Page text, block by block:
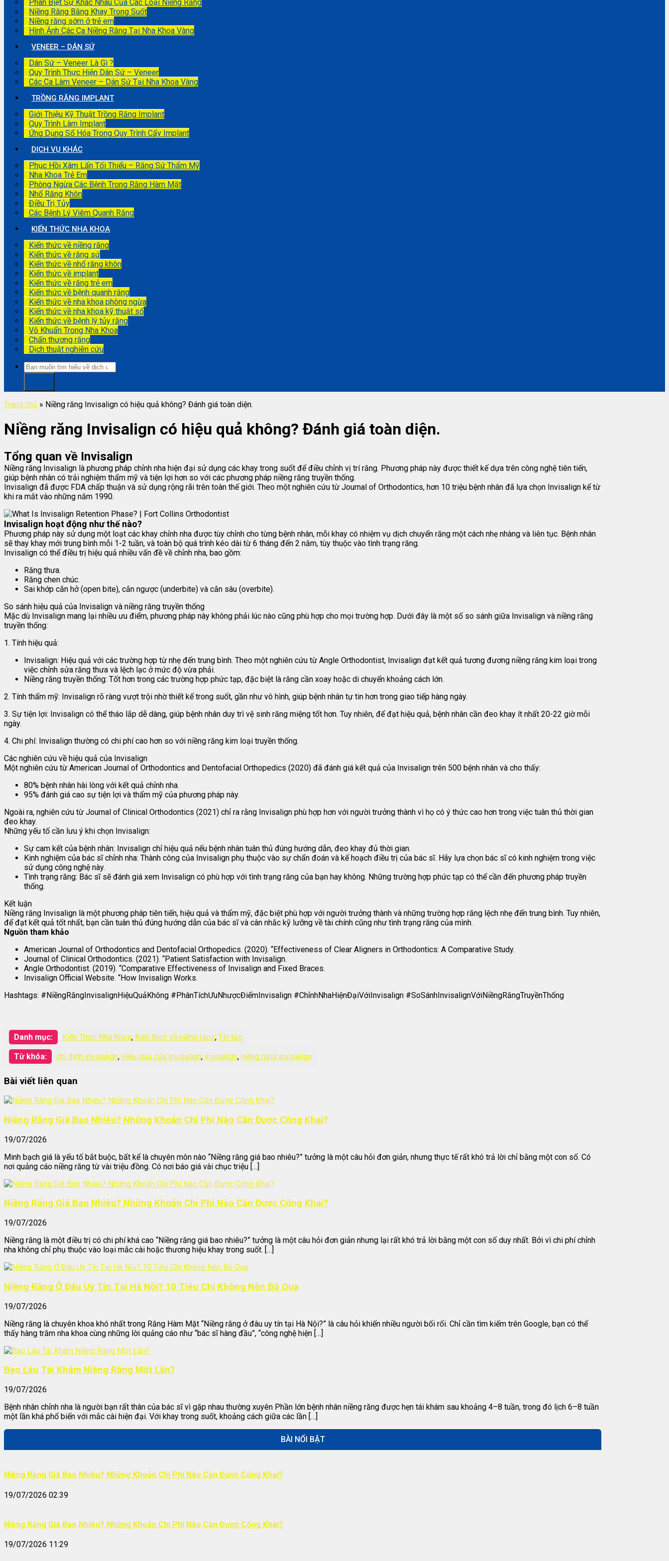
Phân Biệt Sự Khác Nhau Của Các Loại Niềng Răng
Niềng Răng Bằng Khay Trong Suốt
Niềng răng sớm ở trẻ em
Hình Ảnh Các Ca Niềng Răng Tại Nha Khoa Vàng
VENEER – DÁN SỨ
Dán Sứ – Veneer Là Gì ?
Quy Trình Thực Hiện Dán Sứ – Veneer
Các Ca Làm Veneer – Dán Sứ Tại Nha Khoa Vàng
TRỒNG RĂNG IMPLANT
Giới Thiệu Kỹ Thuật Trồng Răng Implant
Quy Trình Làm Implant
Ứng Dụng Số Hóa Trong Quy Trình Cấy Implant
DỊCH VỤ KHÁC
Phục Hồi Xâm Lấn Tối Thiểu – Răng Sứ Thẩm Mỹ
Nha Khoa Trẻ Em
Phòng Ngừa Các Bệnh Trong Răng Hàm Mặt
Nhổ Răng Khôn
Điều Trị Tủy
Các Bệnh Lý Viêm Quanh Răng
KIẾN THỨC NHA KHOA
Kiến thức về niềng răng
Kiến thức về răng sứ
Kiến thức về nhổ răng khôn
Kiến thức về implant
Kiến thức về răng trẻ em
Kiến thức về bệnh quanh răng
Kiến thức về nha khoa phòng ngừa
Kiến thức về nha khoa kỹ thuật số
Kiến thức về bệnh lý tủy răng
Vô Khuẩn Trong Nha Khoa
Chấn thương răng
Dịch thuật nghiên cứu
Trang chủ » Niềng răng Invisalign có hiệu quả không? Đánh giá toàn diện.
Niềng răng Invisalign có hiệu quả không? Đánh giá toàn diện.
Tổng quan về Invisalign
Niềng răng Invisalign là phương pháp chỉnh nha hiện đại sử dụng các khay trong suốt để điều chỉnh vị trí răng. Phương pháp này được thiết kế dựa trên công nghệ tiên tiến,
giúp bệnh nhân có trải nghiệm thẩm mỹ và tiện lợi hơn so với các phương pháp niềng răng truyền thống.
Invisalign đã được FDA chấp thuận và sử dụng rộng rãi trên toàn thế giới. Theo một nghiên cứu từ Journal of Orthodontics, hơn 10 triệu bệnh nhân đã lựa chọn Invisalign kể từ
khi ra mắt vào những năm 1990.
Invisalign hoạt động như thế nào?
Phương pháp này sử dụng một loạt các khay chỉnh nha được tùy chỉnh cho từng bệnh nhân, mỗi khay có nhiệm vụ dịch chuyển răng một cách nhẹ nhàng và liên tục. Bệnh nhân
sẽ thay khay mới trung bình mỗi 1-2 tuần, và toàn bộ quá trình kéo dài từ 6 tháng đến 2 năm, tùy thuộc vào tình trạng răng.
Invisalign có thể điều trị hiệu quả nhiều vấn đề về chỉnh nha, bao gồm:
Răng thưa.
Răng chen chúc.
Sai khớp cắn hở (open bite), cắn ngược (underbite) và cắn sâu (overbite).
So sánh hiệu quả của Invisalign và niềng răng truyền thống
Mặc dù Invisalign mang lại nhiều ưu điểm, phương pháp này không phải lúc nào cũng phù hợp cho mọi trường hợp. Dưới đây là một số so sánh giữa Invisalign và niềng răng
truyền thống:
1. Tính hiệu quả:
Invisalign: Hiệu quả với các trường hợp từ nhẹ đến trung bình. Theo một nghiên cứu từ Angle Orthodontist, Invisalign đạt kết quả tương đương niềng răng kim loại trong
việc chỉnh sửa răng thưa và lệch lạc ở mức độ vừa phải.
Niềng răng truyền thống: Tốt hơn trong các trường hợp phức tạp, đặc biệt là răng cần xoay hoặc di chuyển khoảng cách lớn.
2. Tính thẩm mỹ: Invisalign rõ ràng vượt trội nhờ thiết kế trong suốt, gần như vô hình, giúp bệnh nhân tự tin hơn trong giao tiếp hàng ngày.
3. Sự tiện lợi: Invisalign có thể tháo lắp dễ dàng, giúp bệnh nhân duy trì vệ sinh răng miệng tốt hơn. Tuy nhiên, để đạt hiệu quả, bệnh nhân cần đeo khay ít nhất 20-22 giờ mỗi
ngày.
4. Chi phí: Invisalign thường có chi phí cao hơn so với niềng răng kim loại truyền thống.
Các nghiên cứu về hiệu quả của Invisalign
Một nghiên cứu từ American Journal of Orthodontics and Dentofacial Orthopedics (2020) đã đánh giá kết quả của Invisalign trên 500 bệnh nhân và cho thấy:
80% bệnh nhân hài lòng với kết quả chỉnh nha.
95% đánh giá cao sự tiện lợi và thẩm mỹ của phương pháp này.
Ngoài ra, nghiên cứu từ Journal of Clinical Orthodontics (2021) chỉ ra rằng Invisalign phù hợp hơn với người trưởng thành vì họ có ý thức cao hơn trong việc tuân thủ thời gian
đeo khay.
Những yếu tố cần lưu ý khi chọn Invisalign:
Sự cam kết của bệnh nhân: Invisalign chỉ hiệu quả nếu bệnh nhân tuân thủ đúng hướng dẫn, đeo khay đủ thời gian.
Kinh nghiệm của bác sĩ chỉnh nha: Thành công của Invisalign phụ thuộc vào sự chẩn đoán và kế hoạch điều trị của bác sĩ. Hãy lựa chọn bác sĩ có kinh nghiệm trong việc
sử dụng công nghệ này.
Tình trạng răng: Bác sĩ sẽ đánh giá xem Invisalign có phù hợp với tình trạng răng của bạn hay không. Những trường hợp phức tạp có thể cần đến phương pháp truyền
thống.
Kết luận
Niềng răng Invisalign là một phương pháp tiên tiến, hiệu quả và thẩm mỹ, đặc biệt phù hợp với người trưởng thành và những trường hợp răng lệch nhẹ đến trung bình. Tuy nhiên,
để đạt kết quả tốt nhất, bạn cần tuân thủ đúng hướng dẫn của bác sĩ và cân nhắc kỹ lưỡng về tài chính cũng như tình trạng răng của mình.
Nguồn tham khảo
American Journal of Orthodontics and Dentofacial Orthopedics. (2020). “Effectiveness of Clear Aligners in Orthodontics: A Comparative Study.
Journal of Clinical Orthodontics. (2021). “Patient Satisfaction with Invisalign.
Angle Orthodontist. (2019). “Comparative Effectiveness of Invisalign and Fixed Braces.
Invisalign Official Website. “How Invisalign Works.
Hashtags: #NiềngRăngInvisalignHiệuQuảKhông #PhânTíchƯuNhượcĐiểmInvisalign #ChỉnhNhaHiệnĐạiVớiInvisalign #SoSánhInvisalignVớiNiềngRăngTruyềnThống
Danh mục: Kiến Thức Nha Khoa, Kiến thức về niềng răng, Tin tức
Từ khóa: chỉ định invisalign, Hiệu quả của invisalign, invisalign, niềng răng invisalign
Bài viết liên quan
Niềng Răng Giá Bao Nhiêu? Những Khoản Chi Phí Nào Cần Được Công Khai?
19/07/2026
Minh bạch giá là yếu tố bắt buộc, bất kể là chuyên môn nào “Niềng răng giá bao nhiêu?” tưởng là một câu hỏi đơn giản, nhưng thực tế rất khó trả lời chỉ bằng một con số. Có
nơi quảng cáo niềng răng từ vài triệu đồng. Có nơi báo giá vài chục triệu […]
Niềng Răng Giá Bao Nhiêu? Những Khoản Chi Phí Nào Cần Được Công Khai?
19/07/2026
Niềng răng là một điều trị có chi phí khá cao “Niềng răng giá bao nhiêu?” tưởng là một câu hỏi đơn giản nhưng lại rất khó trả lời bằng một con số duy nhất. Bởi vì chi phí chỉnh
nha không chỉ phụ thuộc vào loại mắc cài hoặc thương hiệu khay trong suốt. […]
Niềng Răng Ở Đâu Uy Tín Tại Hà Nội? 10 Tiêu Chí Không Nên Bỏ Qua
19/07/2026
Niềng răng là chuyên khoa khó nhất trong Răng Hàm Mặt “Niềng răng ở đâu uy tín tại Hà Nội?” là câu hỏi khiến nhiều người bối rối. Chỉ cần tìm kiếm trên Google, bạn có thể
thấy hàng trăm nha khoa cùng những lời quảng cáo như “bác sĩ hàng đầu”, “công nghệ hiện […]
Bao Lâu Tái Khám Niềng Răng Một Lần?
19/07/2026
Bệnh nhân chỉnh nha là người bạn rất thân của bác sĩ vì gặp nhau thường xuyên Phần lớn bệnh nhân niềng răng được hẹn tái khám sau khoảng 4–8 tuần, trong đó lịch 6–8 tuần
một lần khá phổ biến với mắc cài hiện đại. Với khay trong suốt, khoảng cách giữa các lần […]
BÀI NỔI BẬT
Niềng Răng Giá Bao Nhiêu? Những Khoản Chi Phí Nào Cần Được Công Khai?
19/07/2026 02:39
Niềng Răng Giá Bao Nhiêu? Những Khoản Chi Phí Nào Cần Được Công Khai?
19/07/2026 11:29